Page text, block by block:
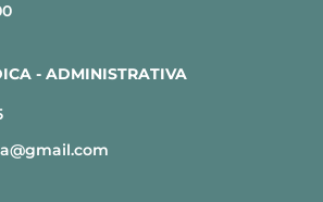
- ADMINISTRATIVA